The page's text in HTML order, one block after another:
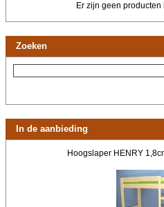
Er zijn geen
Zoeken
In de aanbieding
Hoogslaper HENRY